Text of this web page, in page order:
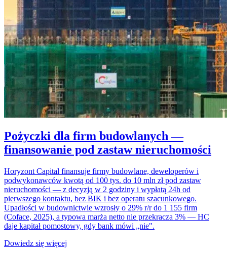
Pożyczki dla firm budowlanych —
finansowanie pod zastaw nieruchomości
Horyzont Capital finansuje firmy budowlane, deweloperów i
podwykonawców kwotą od 100 tys. do 10 mln zł pod zastaw
nieruchomości — z decyzją w 2 godziny i wypłatą 24h od
pierwszego kontaktu, bez BIK i bez operatu szacunkowego.
Upadłości w budownictwie wzrosły o 29% r/r do 1 155 firm
(Coface, 2025), a typowa marża netto nie przekracza 3% — HC
daje kapitał pomostowy, gdy bank mówi „nie".
Dowiedz się więcej